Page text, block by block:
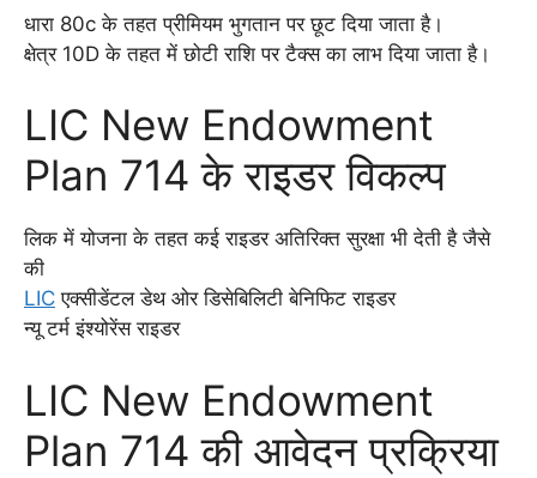
धारा 80c के तहत प्रीमियम भुगतान पर छूट दिया जाता है।
क्षेत्र 10D के तहत में छोटी राशि पर टैक्स का लाभ दिया जाता है।
LIC New Endowment
Plan 714 के राइडर विकल्प
लिक में योजना के तहत कई राइडर अतिरिक्त सुरक्षा भी देती है जैसे
की
LIC एक्सीडेंटल डेथ ओर डिसेबिलिटी बेनिफिट राइडर
न्यू टर्म इंश्योरेंस राइडर
LIC New Endowment
Plan 714 की आवेदन प्रक्रिया